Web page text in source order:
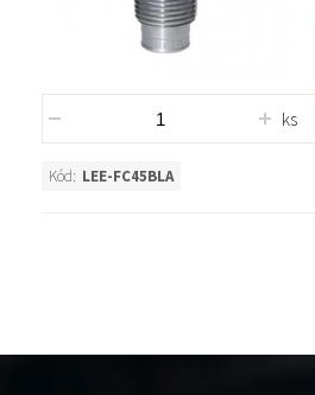
ks
Kód: LEE-FC45BLA